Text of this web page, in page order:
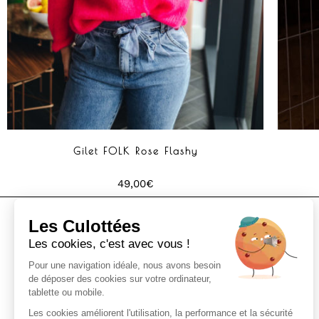
Gilet FOLK Rose Flashy
49,00€
Boutique de prêt à porter et accessoires à
Les Culottées
Les cookies, c'est avec vous !
Pour une navigation idéale, nous avons besoin
de déposer des cookies sur votre ordinateur,
tablette ou mobile.
Les cookies améliorent l'utilisation, la performance et la sécurité